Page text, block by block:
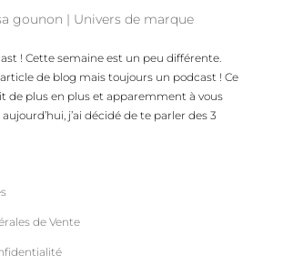
gounon | Univers de marque
! Cette semaine est un peu différente.
de blog mais toujours un podcast ! Ce
de plus en plus et apparemment à vous
j’ai décidé de te parler des 3
de Vente